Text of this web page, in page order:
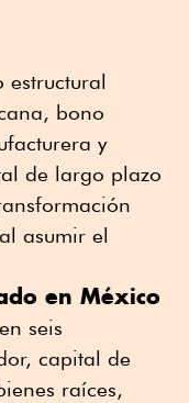
estructural
bono
y
de largo plazo
asumir el
en México
seis
capital de
raíces,